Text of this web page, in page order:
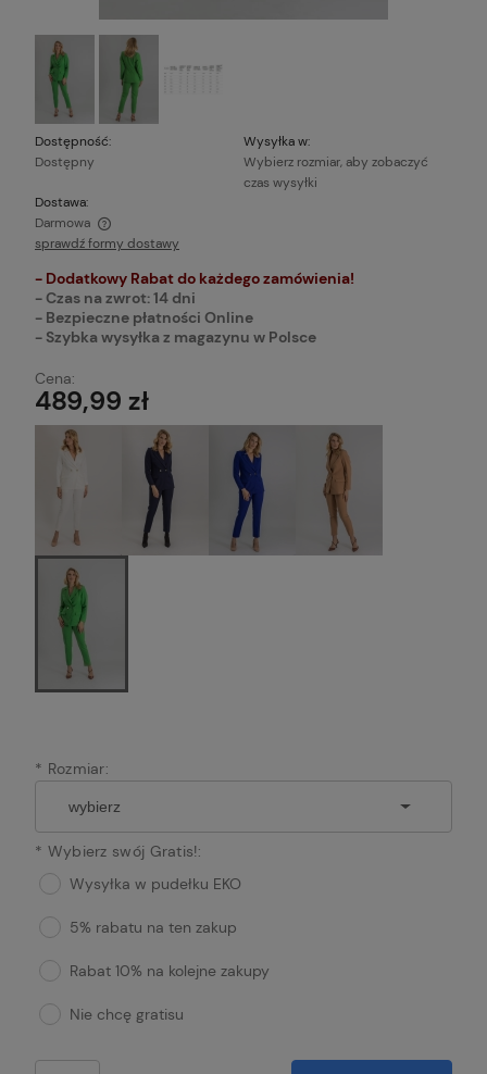
Dostępność:
Dostępny
Wysyłka w:
Wybierz rozmiar, aby zobaczyć
czas wysyłki
Dostawa:
Darmowa
Cena nie zawiera ewentualnych kosztów płatności
sprawdź formy dostawy
- Dodatkowy Rabat do każdego zamówienia!
- Czas na zwrot: 14 dni
- Bezpieczne płatności Online
- Szybka wysyłka z magazynu w Polsce
Cena:
489,99 zł
* Rozmiar:
* Wybierz swój Gratis!:
Wysyłka w pudełku EKO
5% rabatu na ten zakup
Rabat 10% na kolejne zakupy
Nie chcę gratisu